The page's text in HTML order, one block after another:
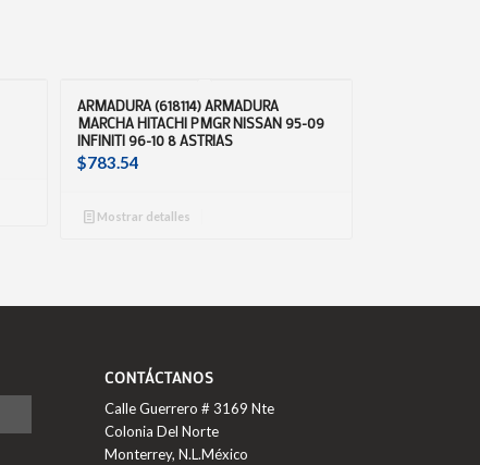
ARMADURA (618114) ARMADURA
MARCHA HITACHI PMGR NISSAN 95-09
INFINITI 96-10 8 ASTRIAS
$783.54
Mostrar detalles
CONTÁCTANOS
Calle Guerrero # 3169 Nte
Colonia Del Norte
Monterrey, N.L.México